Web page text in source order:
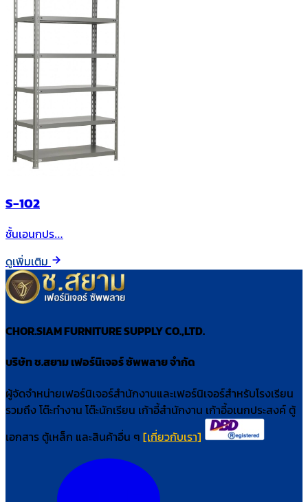
S-102
ชั้นเอนกปร…
ดูเพิ่มเติม
CHOR.SIAM FURNITURE SUPPLY CO.,LTD.
บริษัท ช.สยาม เฟอร์นิเจอร์ ซัพพลาย จำกัด
ผู้จัดจำหน่ายเฟอร์นิเจอร์สำนักงานและเฟอร์นิเจอร์สำหรับโรงเรียน
รวมถึง โต๊ะทำงาน โต๊ะนักเรียน เก้าอี้สำนักงาน เก้าอี้อเนกประสงค์ ตู้
เอกสาร ตู้เหล็ก และสินค้าอื่น ๆ [เกี่ยวกับเรา]